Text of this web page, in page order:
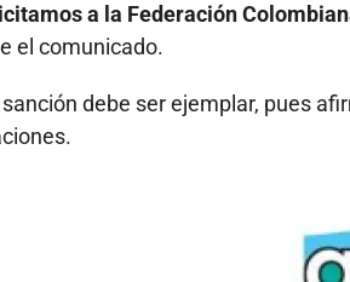
a la Federación
el comunicado.
debe ser ejemplar, pues